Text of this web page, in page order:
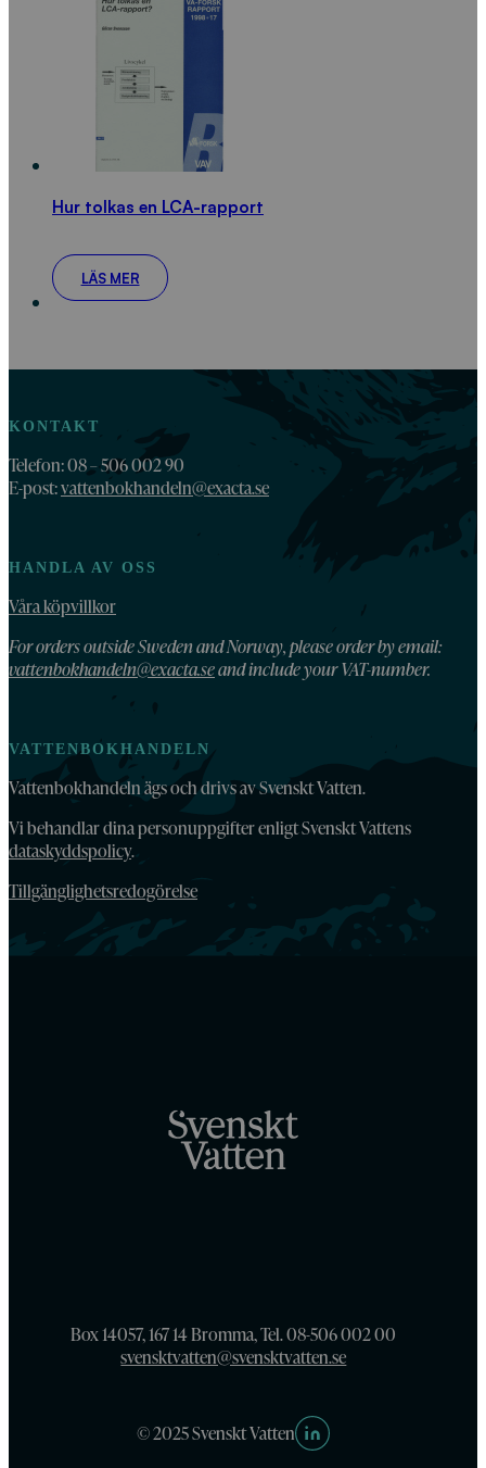
Hur tolkas en LCA-rapport
LÄS MER
KONTAKT
Telefon: 08 – 506 002 90
E-post:vattenbokhandeln@exacta.se
HANDLA AV OSS
Våra köpvillkor
For orders outside Sweden and Norway, please order by email:
vattenbokhandeln@exacta.seand include your VAT-number.
VATTENBOKHANDELN
Vattenbokhandeln ägs och drivs av Svenskt Vatten.
Vi behandlar dina personuppgifter enligt Svenskt Vattens
dataskyddspolicy.
Tillgänglighetsredogörelse
Box 14057, 167 14 Bromma, Tel. 08-506 002 00
svensktvatten@svensktvatten.se
© 2025 Svenskt Vatten